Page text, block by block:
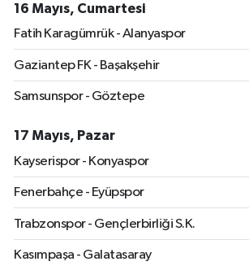
16 Mayıs, Cumartesi
Fatih Karagümrük - Alanyaspor
Gaziantep FK - Başakşehir
Samsunspor - Göztepe
17 Mayıs, Pazar
Kayserispor - Konyaspor
Fenerbahçe - Eyüpspor
Trabzonspor - Gençlerbirliği S.K.
Kasımpaşa - Galatasaray